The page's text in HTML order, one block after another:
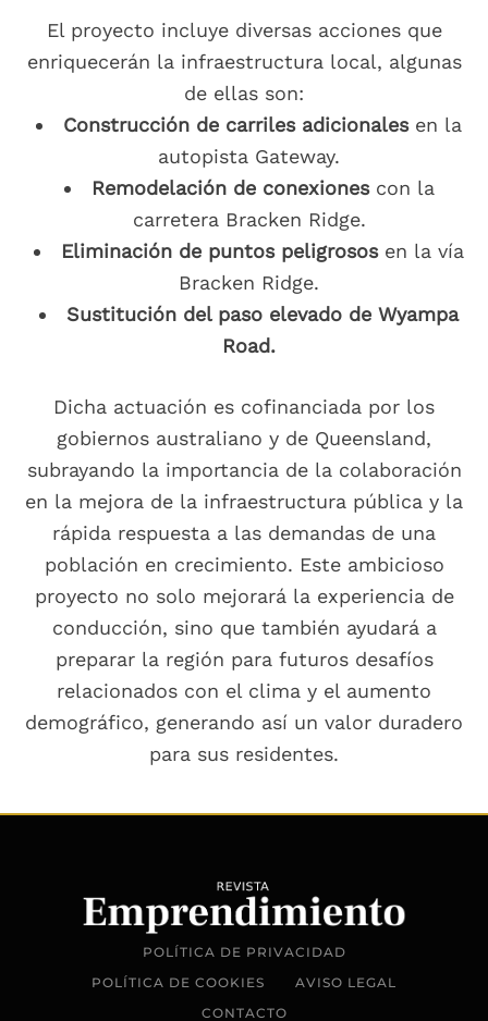
El proyecto incluye diversas acciones que
enriquecerán la infraestructura local, algunas
de ellas son:
Construcción de carriles adicionalesen la
autopista Gateway.
Remodelación de conexionescon la
carretera Bracken Ridge.
Eliminación de puntos peligrososen la vía
Bracken Ridge.
Sustitución del paso elevado de Wyampa
Road.
Dicha actuación es cofinanciada por los
gobiernos australiano y de Queensland,
subrayando la importancia de la colaboración
en la mejora de la infraestructura pública y la
rápida respuesta a las demandas de una
población en crecimiento. Este ambicioso
proyecto no solo mejorará la experiencia de
conducción, sino que también ayudará a
preparar la región para futuros desafíos
relacionados con el clima y el aumento
demográfico, generando así un valor duradero
para sus residentes.
POLÍTICA DE PRIVACIDAD
POLÍTICA DE COOKIES
AVISO LEGAL
CONTACTO